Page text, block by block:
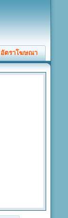
อัตราโฆษณา